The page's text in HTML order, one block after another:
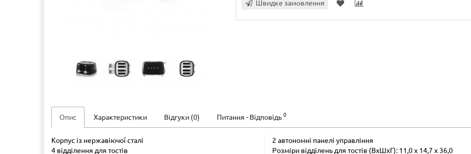
Швидке замовлення
Опис Характеристики Відгуки (0) Питання - Відповідь 0
Корпус із нержавіючої сталі
4 відділення для тостів
2 автономні панелі управління
Розміри відділень для тостів (ВхШхГ): 11,0 х 14,7 х 36,0